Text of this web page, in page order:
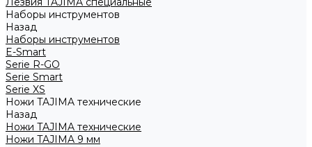
Наборы инструментов
Назад
Наборы инструментов
E-Smart
Serie R-GO
Serie Smart
Serie XS
Ножи TAJIMA технические
Назад
Ножи TAJIMA технические
Ножи TAJIMA 9 мм